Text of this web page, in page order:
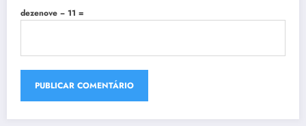
dezenove − 11 =